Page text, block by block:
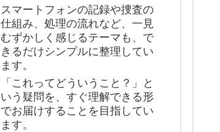
スマートフォンの記録や捜査の
仕組み、処理の流れなど、一見
むずかしく感じるテーマも、で
きるだけシンプルに整理してい
ます。
「これってどういうこと？」と
いう疑問を、すぐ理解できる形
でお届けすることを目指してい
ます。